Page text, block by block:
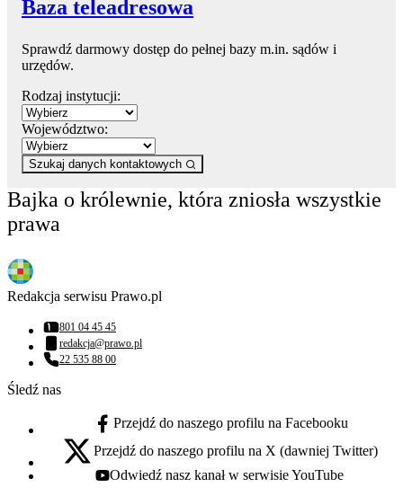
Baza teleadresowa
Sprawdź darmowy dostęp do pełnej bazy m.in. sądów i
urzędów.
Rodzaj instytucji:
Województwo:
Szukaj danych kontaktowych
Bajka o królewnie, która zniosła wszystkie
prawa
Redakcja serwisu Prawo.pl
Numer telefonu:
801 04 45 45
Adres email:
redakcja@prawo.pl
Numer telefonu:
22 535 88 00
Śledź nas
facebook - otwiera się w nowej karcie
Przejdź do naszego profilu na Facebooku
x - otwiera się w nowej karcie
Przejdź do naszego profilu na X (dawniej Twitter)
youtube - otwiera się w nowej karcie
Odwiedź nasz kanał w serwisie YouTube